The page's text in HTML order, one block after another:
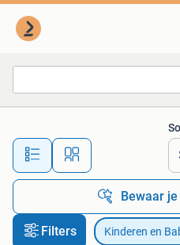
Alle
Bewaar
Filters Kinderen en